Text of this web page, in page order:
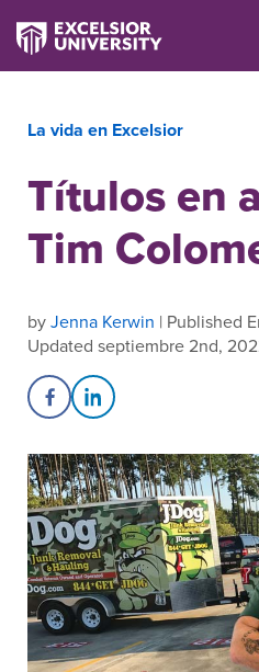
La vida en Excelsior
Títulos en
Tim
byJenna Kerwin | Published
Updated septiembre 2nd,
Share on Facebook
Share on LinkedIn